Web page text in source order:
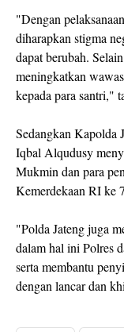
"Dengan
diharapkan stigma
dapat berubah.
meningkatkan
kepada para santri,"
Sedangkan Kapolda
Iqbal Alqudusy
Mukmin dan para
Kemerdekaan RI ke
"Polda Jateng juga
dalam hal ini Polres
serta membantu
dengan lancar dan